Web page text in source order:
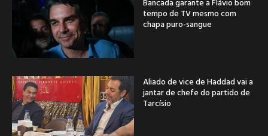
tempo de TV mesmo com
chapa puro-sangue
Aliado de vice de Haddad vai a
jantar de chefe do partido de
Tarcísio